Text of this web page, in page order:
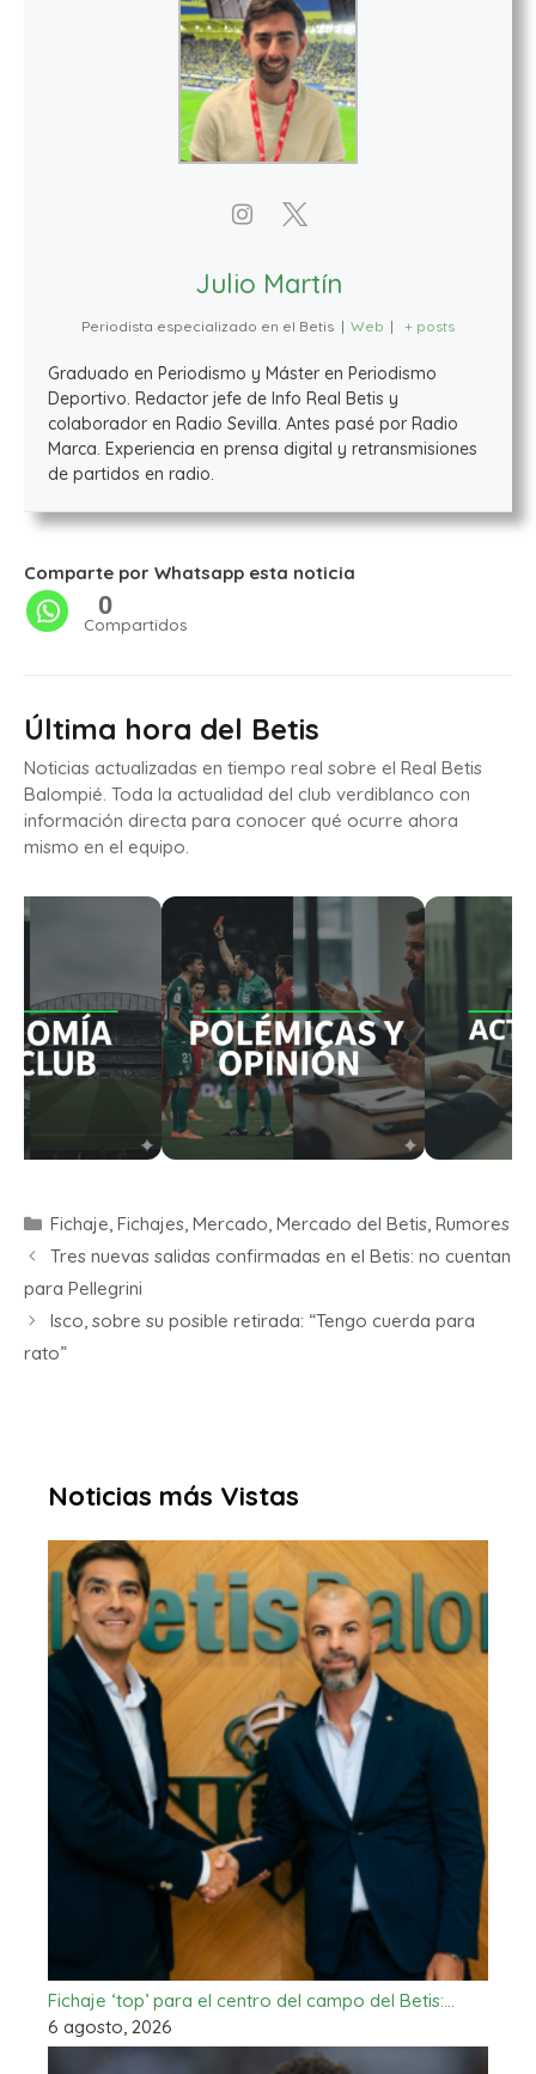
Julio Martín
Periodista especializado en el Betis | Web | + posts
Graduado en Periodismo y Máster en Periodismo
Deportivo. Redactor jefe de Info Real Betis y
colaborador en Radio Sevilla. Antes pasé por Radio
Marca. Experiencia en prensa digital y retransmisiones
de partidos en radio.
Comparte por Whatsapp esta noticia
0
Compartidos
Última hora del Betis
Noticias actualizadas en tiempo real sobre el Real Betis
Balompié. Toda la actualidad del club verdiblanco con
información directa para conocer qué ocurre ahora
mismo en el equipo.
Fichaje, Fichajes, Mercado, Mercado del Betis, Rumores
Tres nuevas salidas confirmadas en el Betis: no cuentan
para Pellegrini
Isco, sobre su posible retirada: “Tengo cuerda para
rato”
Noticias más Vistas
Fichaje ‘top’ para el centro del campo del Betis:…
6 agosto, 2026